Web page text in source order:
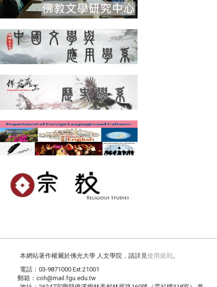
本網站著作權屬於佛光大學 人文學院，請詳見 使用規則 。
電話：03-9871000 Ext.21001
郵箱：coh@mail.fgu.edu.tw